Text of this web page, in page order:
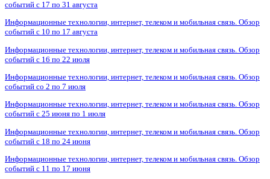
событий с 17 по 31 августа
Информационные технологии, интернет, телеком и мобильная связь. Обзор
событий с 10 по 17 августа
Информационные технологии, интернет, телеком и мобильная связь. Обзор
событий с 16 по 22 июля
Информационные технологии, интернет, телеком и мобильная связь. Обзор
событий со 2 по 7 июля
Информационные технологии, интернет, телеком и мобильная связь. Обзор
событий с 25 июня по 1 июля
Информационные технологии, интернет, телеком и мобильная связь. Обзор
событий с 18 по 24 июня
Информационные технологии, интернет, телеком и мобильная связь. Обзор
событий с 11 по 17 июня